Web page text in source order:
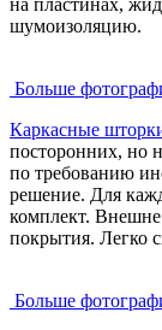
на пластинах,
шумоизоляцию.
Больше
Каркасные
посторонних, но
по требованию
решение. Для
комплект. Внешне
покрытия. Легко
Больше